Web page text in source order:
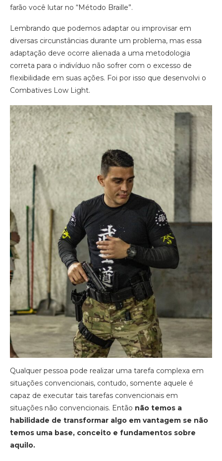
farão você lutar no “Método Braille”.
Lembrando que podemos adaptar ou improvisar em
diversas circunstâncias durante um problema, mas essa
adaptação deve ocorre alienada a uma metodologia
correta para o indivíduo não sofrer com o excesso de
flexibilidade em suas ações. Foi por isso que desenvolvi o
Combatives Low Light.
Qualquer pessoa pode realizar uma tarefa complexa em
situações convencionais, contudo, somente aquele é
capaz de executar tais tarefas convencionais em
situações não convencionais. Então não temos a
habilidade de transformar algo em vantagem se não
temos uma base, conceito e fundamentos sobre
aquilo.